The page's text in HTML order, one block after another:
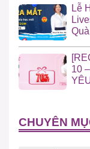
Lễ
10
CHUYÊN